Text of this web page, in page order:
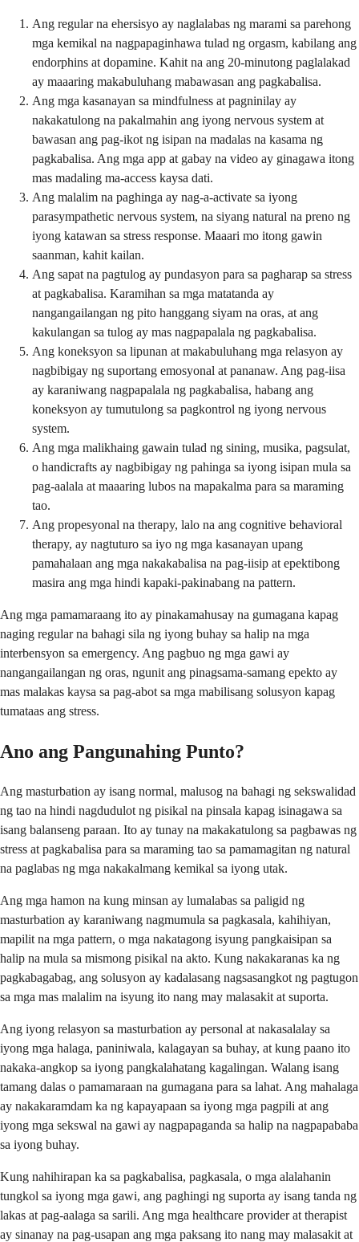
Ang regular na ehersisyo ay naglalabas ng marami sa parehong
mga kemikal na nagpapaginhawa tulad ng orgasm, kabilang ang
endorphins at dopamine. Kahit na ang 20-minutong paglalakad
ay maaaring makabuluhang mabawasan ang pagkabalisa.
Ang mga kasanayan sa mindfulness at pagninilay ay
nakakatulong na pakalmahin ang iyong nervous system at
bawasan ang pag-ikot ng isipan na madalas na kasama ng
pagkabalisa. Ang mga app at gabay na video ay ginagawa itong
mas madaling ma-access kaysa dati.
Ang malalim na paghinga ay nag-a-activate sa iyong
parasympathetic nervous system, na siyang natural na preno ng
iyong katawan sa stress response. Maaari mo itong gawin
saanman, kahit kailan.
Ang sapat na pagtulog ay pundasyon para sa pagharap sa stress
at pagkabalisa. Karamihan sa mga matatanda ay
nangangailangan ng pito hanggang siyam na oras, at ang
kakulangan sa tulog ay mas nagpapalala ng pagkabalisa.
Ang koneksyon sa lipunan at makabuluhang mga relasyon ay
nagbibigay ng suportang emosyonal at pananaw. Ang pag-iisa
ay karaniwang nagpapalala ng pagkabalisa, habang ang
koneksyon ay tumutulong sa pagkontrol ng iyong nervous
system.
Ang mga malikhaing gawain tulad ng sining, musika, pagsulat,
o handicrafts ay nagbibigay ng pahinga sa iyong isipan mula sa
pag-aalala at maaaring lubos na mapakalma para sa maraming
tao.
Ang propesyonal na therapy, lalo na ang cognitive behavioral
therapy, ay nagtuturo sa iyo ng mga kasanayan upang
pamahalaan ang mga nakakabalisa na pag-iisip at epektibong
masira ang mga hindi kapaki-pakinabang na pattern.
Ang mga pamamaraang ito ay pinakamahusay na gumagana kapag
naging regular na bahagi sila ng iyong buhay sa halip na mga
interbensyon sa emergency. Ang pagbuo ng mga gawi ay
nangangailangan ng oras, ngunit ang pinagsama-samang epekto ay
mas malakas kaysa sa pag-abot sa mga mabilisang solusyon kapag
tumataas ang stress.
Ano ang Pangunahing Punto?
Ang masturbation ay isang normal, malusog na bahagi ng sekswalidad
ng tao na hindi nagdudulot ng pisikal na pinsala kapag isinagawa sa
isang balanseng paraan. Ito ay tunay na makakatulong sa pagbawas ng
stress at pagkabalisa para sa maraming tao sa pamamagitan ng natural
na paglabas ng mga nakakalmang kemikal sa iyong utak.
Ang mga hamon na kung minsan ay lumalabas sa paligid ng
masturbation ay karaniwang nagmumula sa pagkasala, kahihiyan,
mapilit na mga pattern, o mga nakatagong isyung pangkaisipan sa
halip na mula sa mismong pisikal na akto. Kung nakakaranas ka ng
pagkabagabag, ang solusyon ay kadalasang nagsasangkot ng pagtugon
sa mga mas malalim na isyung ito nang may malasakit at suporta.
Ang iyong relasyon sa masturbation ay personal at nakasalalay sa
iyong mga halaga, paniniwala, kalagayan sa buhay, at kung paano ito
nakaka-angkop sa iyong pangkalahatang kagalingan. Walang isang
tamang dalas o pamamaraan na gumagana para sa lahat. Ang mahalaga
ay nakakaramdam ka ng kapayapaan sa iyong mga pagpili at ang
iyong mga sekswal na gawi ay nagpapaganda sa halip na nagpapababa
sa iyong buhay.
Kung nahihirapan ka sa pagkabalisa, pagkasala, o mga alalahanin
tungkol sa iyong mga gawi, ang paghingi ng suporta ay isang tanda ng
lakas at pag-aalaga sa sarili. Ang mga healthcare provider at therapist
ay sinanay na pag-usapan ang mga paksang ito nang may malasakit at